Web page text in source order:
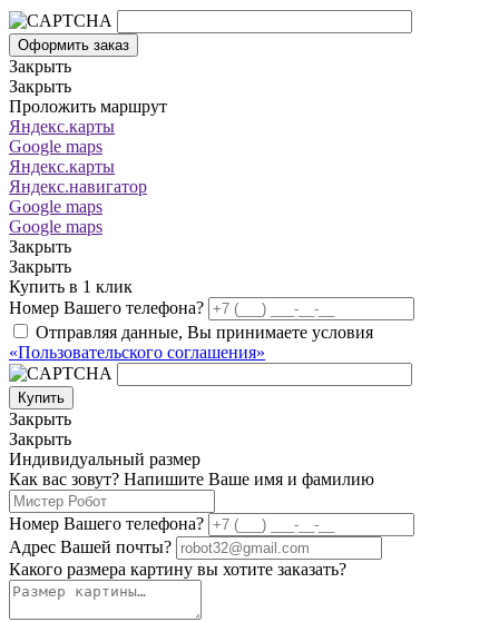
Оформить заказ
Закрыть
Закрыть
Проложить маршрут
Яндекс.карты
Google maps
Яндекс.карты
Яндекс.навигатор
Google maps
Google maps
Закрыть
Закрыть
Купить в 1 клик
Номер Вашего телефона?
Отправляя данные, Вы принимаете условия
«Пользовательского соглашения»
Купить
Закрыть
Закрыть
Индивидуальный размер
Как вас зовут? Напишите Ваше имя и фамилию
Номер Вашего телефона?
Адрес Вашей почты?
Какого размера картину вы хотите заказать?